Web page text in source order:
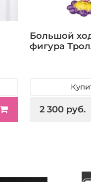
Большой
фигура
2 300 руб.